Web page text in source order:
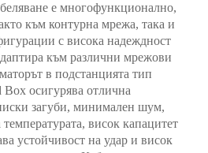
е многофункционално,
към контурна мрежа, така и
с висока надеждност
към различни мрежови
в подстанцията тип
Box осигурява отлична
загуби, минимален шум,
висок капацитет
устойчивост на удар и висок